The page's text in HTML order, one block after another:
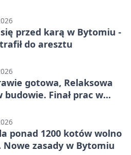
przed karą w Bytomiu -
do aresztu
gotowa, Relaksowa
budowie. Finał prac w
ponad 1200 kotów wolno
Nowe zasady w Bytomiu